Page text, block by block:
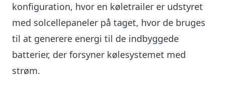
konfiguration, hvor en køletrailer er udstyret
med solcellepaneler på taget, hvor de bruges
til at generere energi til de indbyggede
batterier, der forsyner kølesystemet med
strøm.